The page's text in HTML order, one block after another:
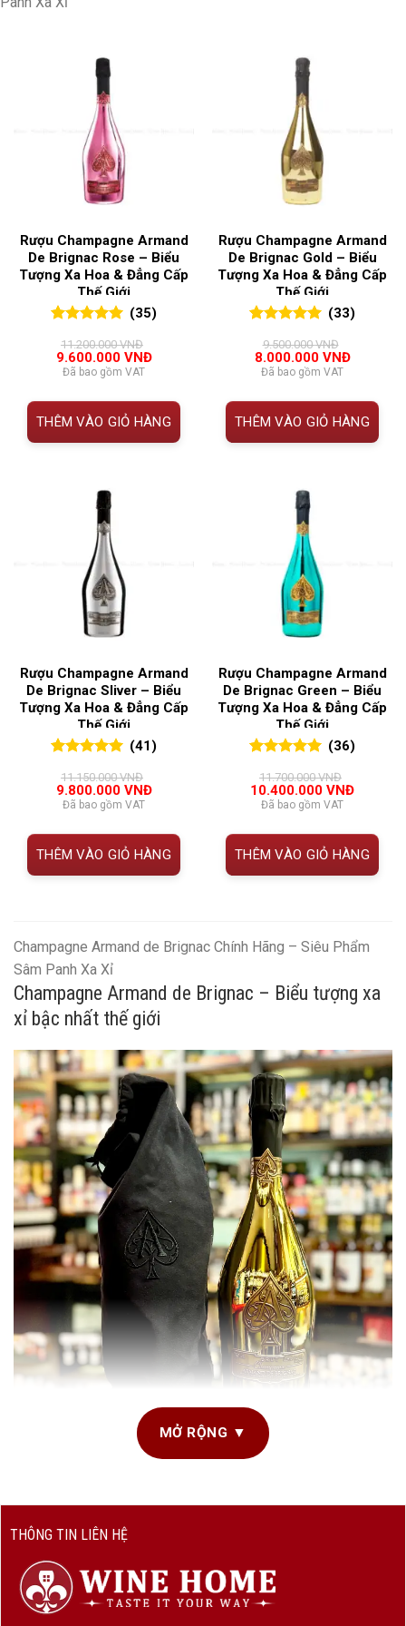
Rượu Champagne Armand
De Brignac Rose – Biểu
Tượng Xa Hoa & Đẳng Cấp
Thế Giới
đánh giá
(35)
11.200.000VNĐ
Giá
gốc
11.200.000 VNĐ.
9.600.000 VNĐGiá
là:
9.600.000 VNĐ.
Đã bao gồm VAT
THÊM VÀO GIỎ HÀNG
Rượu Champagne Armand
De Brignac Gold – Biểu
Tượng Xa Hoa & Đẳng Cấp
Thế Giới
đánh giá
(33)
9.500.000VNĐ
Giá
gốc
9.500.000 VNĐ.
8.000.000 VNĐGiá
là:
Đã bao gồm VAT
THÊM VÀO GIỎ HÀNG
Rượu Champagne Armand
De Brignac Sliver – Biểu
Tượng Xa Hoa & Đẳng Cấp
Thế Giới
đánh giá
(41)
11.150.000VNĐ
Giá
gốc
11.150.000 VNĐ.
9.800.000 VNĐGiá
là:
9.800.000 VNĐ.
Đã bao gồm VAT
THÊM VÀO GIỎ HÀNG
Rượu Champagne Armand
De Brignac Green – Biểu
Tượng Xa Hoa & Đẳng Cấp
Thế Giới
đánh giá
(36)
11.700.000VNĐ
Giá
gốc
11.700.000 VNĐ.
10.400.000 VNĐGiá
là:
Đã bao gồm VAT
THÊM VÀO GIỎ HÀNG
Champagne Armand de Brignac Chính Hãng – Siêu Phẩm
Sâm Panh Xa Xỉ
Champagne Armand de Brignac – Biểu tượng xa
xỉ bậc nhất thế giới
Champagne Armand de Brignac
1. Champagne Armand de Brignac – Biểu
tượng của sự xa xỉ, nghệ thuật và đẳng
cấp
Khi nhắc đến Champagne xa xỉ hàng đầu thế giới, không thể
MỞ RỘNG ▼
THÔNG TIN LIÊN HỆ